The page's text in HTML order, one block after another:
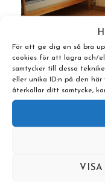
För att ge dig en så bra
cookies för att lagra och/
samtycker till dessa
eller unika ID:n på den här
återkallar ditt samtycke,
Webbplats:
Boka
Boka
Vanliga
Backåkra